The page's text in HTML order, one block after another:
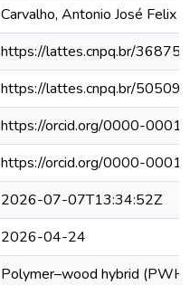
Carvalho, Antonio José Felix
https://lattes.cnpq.br/
https://lattes.cnpq.br/
https://orcid.org/0000-
https://orcid.org/0000-
2026-07-07T13:34:52Z
2026-04-24
Polymer–wood hybrid